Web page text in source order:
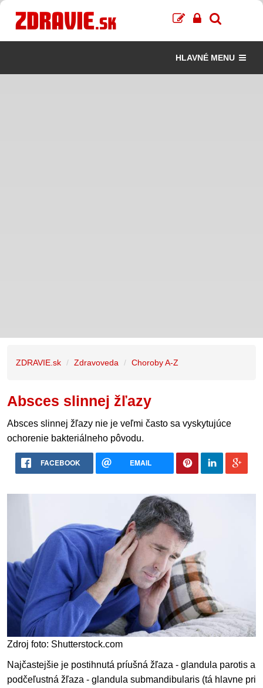
HLAVNÉ MENU
ZDRAVIE.sk Zdravoveda Choroby A-Z
Absces slinnej žľazy
Absces slinnej žľazy nie je veľmi často sa vyskytujúce
ochorenie bakteriálneho pôvodu.
FACEBOOK EMAIL
Zdroj foto: Shutterstock.com
Najčastejšie je postihnutá príušná žľaza - glandula parotis a
podčeľustná žľaza - glandula submandibularis (tá hlavne pri